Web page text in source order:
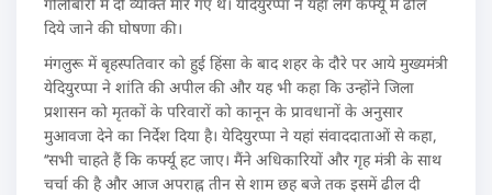
दिये जाने की घोषणा की।
मंगलुरू में बृहस्पतिवार को हुई हिंसा के बाद शहर के दौरे पर आये मुख्यमंत्री
येदियुरप्पा ने शांति की अपील की और यह भी कहा कि उन्होंने जिला
प्रशासन को मृतकों के परिवारों को कानून के प्रावधानों के अनुसार
मुआवजा देने का निर्देश दिया है। येदियुरप्पा ने यहां संवाददाताओं से कहा,
‘‘सभी चाहते हैं कि कर्फ्यू हट जाए। मैंने अधिकारियों और गृह मंत्री के साथ
चर्चा की है और आज अपराह्न तीन से शाम छह बजे तक इसमें ढील दी